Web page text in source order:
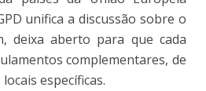
unifica a discussão sobre o
deixa aberto para que cada
complementares, de
específicas.